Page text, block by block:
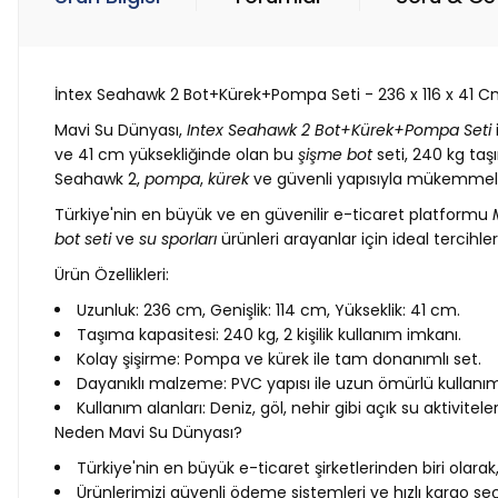
İntex Seahawk 2 Bot+Kürek+Pompa Seti - 236 x 116 x 41
Mavi Su Dünyası, Intex Seahawk 2 Bot+Kürek+Pompa Seti
ve 41 cm yüksekliğinde olan bu şişme botseti, 240 kg
Seahawk 2, pompa, kürekve güvenli yapısıyla
Türkiye'nin en büyük ve en güvenilir e-ticaret platformu
bot setive su sporları ürünleri arayanlar için ideal
Ürün Özellikleri:
Uzunluk: 236 cm, Genişlik: 114 cm, Yükseklik: 41 cm.
Taşıma kapasitesi: 240 kg, 2 kişilik kullanım imkanı.
Kolay şişirme: Pompa ve kürek ile tam donanımlı set.
Dayanıklı malzeme: PVC yapısı ile uzun ömürlü
Kullanım alanları: Deniz, göl, nehir gibi açık su
Neden Mavi Su Dünyası?
Türkiye'nin en büyük e-ticaret şirketlerinden biri
Ürünlerimizi güvenli ödeme sistemleri ve hızlı kargo